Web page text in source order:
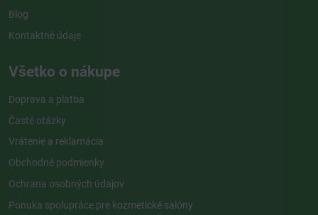
Blog
Kontaktné údaje
Všetko o nákupe
Doprava a platba
Časté otázky
Vrátenie a reklamácia
Obchodné podmienky
Ochrana osobných údajov
Ponuka spolupráce pre kozmetické salóny